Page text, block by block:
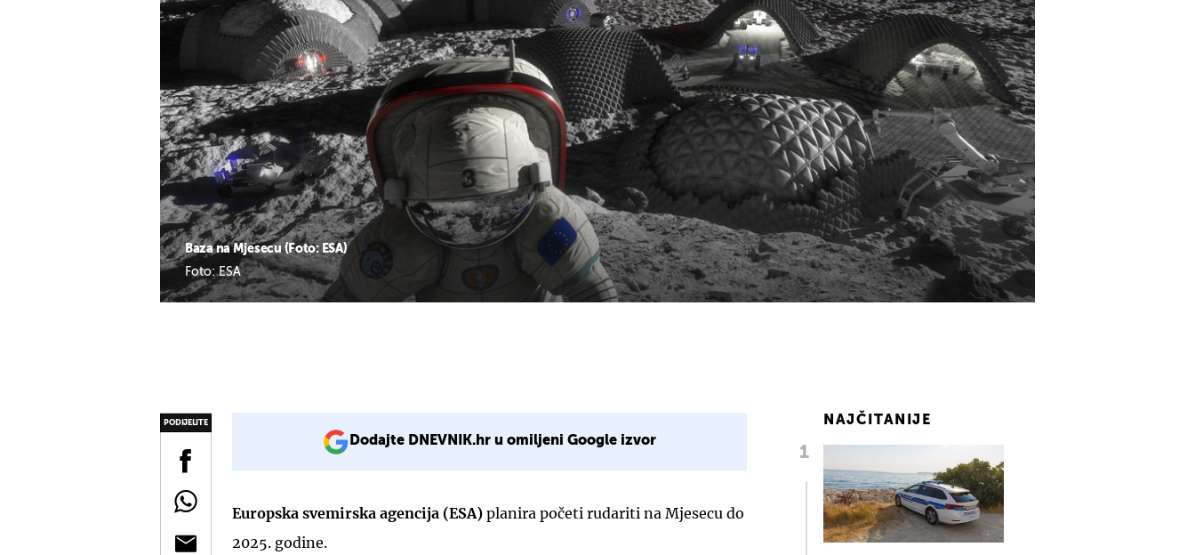
Baza na Mjesecu (Foto: ESA)
Foto: ESA
PODIJELITE
Dodajte DNEVNIK.hr u omiljeni Google izvor
Europska svemirska agencija (ESA) planira početi rudariti na Mjesecu do
2025. godine.
NAJČITANIJE